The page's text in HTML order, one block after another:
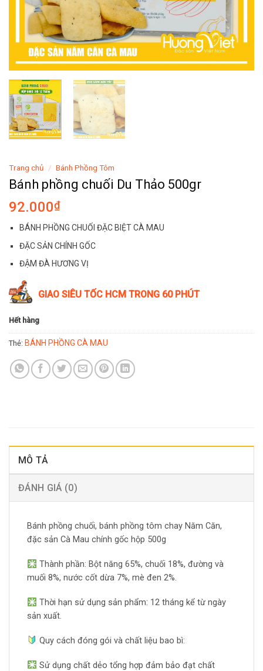
Trang chủ / Bánh Phồng Tôm
Bánh phồng chuối Du Thảo 500gr
92.000₫
BÁNH PHỒNG CHUỐI ĐẶC BIỆT CÀ MAU
ĐẶC SẢN CHÍNH GỐC
ĐẬM ĐÀ HƯƠNG VỊ
GIAO SIÊU TỐC HCM TRONG 60 PHÚT
Hết hàng
Thẻ: BÁNH PHỒNG CÀ MAU
MÔ TẢ
ĐÁNH GIÁ (0)
Bánh phồng chuối, bánh phồng tôm chay Năm Căn,
đặc sản Cà Mau chính gốc hộp 500g
Thành phần: Bột năng 65%, chuối 18%, đường và
muối 8%, nước cốt dừa 7%, mè đen 2%.
Thời hạn sử dụng sản phẩm: 12 tháng kể từ ngày
sản xuất.
Quy cách đóng gói và chất liệu bao bì:
Sử dụng chất dẻo tổng hợp đảm bảo đạt chất